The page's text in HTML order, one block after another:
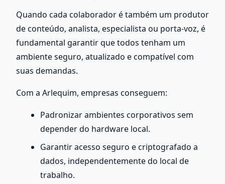
Quando cada colaborador é também um produtor
de conteúdo, analista, especialista ou porta-voz, é
fundamental garantir que todos tenham um
ambiente seguro, atualizado e compatível com
suas demandas.
Com a Arlequim, empresas conseguem:
Padronizar ambientes corporativos sem
depender do hardware local.
Garantir acesso seguro e criptografado a
dados, independentemente do local de
trabalho.